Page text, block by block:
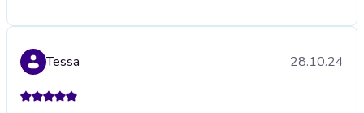
Tessa 28.10.24